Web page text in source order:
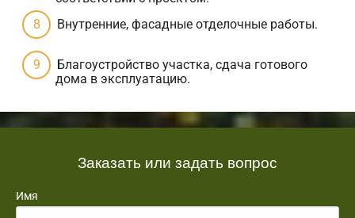
Внутренние, фасадные отделочные работы.
Благоустройство участка, сдача готового
дома в эксплуатацию.
Заказать или задать вопрос
Имя